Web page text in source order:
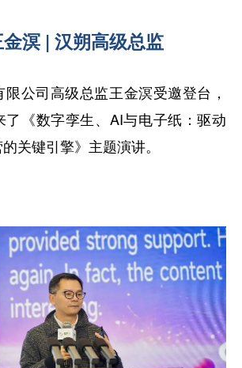
溟 | 汉朔高级总监
公司高级总监王金溟受邀登台，
了《数字孪生、AI与电子纸：驱动
关键引擎》主题演讲。